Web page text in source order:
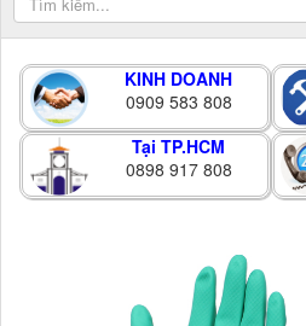
KINH DOANH
0909 583 808
Tại TP.HCM
0898 917 808